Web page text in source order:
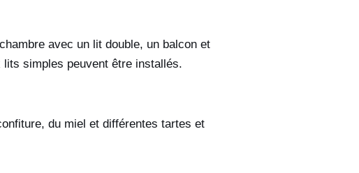
avec un lit double, un balcon et
lits simples peuvent être installés.
du miel et différentes tartes et